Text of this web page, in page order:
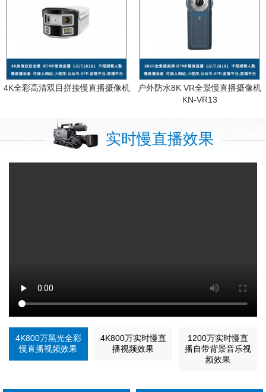
4K全彩高清双目拼接慢直播摄像机
户外防水8K VR全景慢直播摄像机
KN-VR13
实时慢直播效果
4K800万黑光全彩
慢直播视频效果
4K800万实时慢直
播视频效果
1200万实时慢直
播自带背景音乐视
频效果